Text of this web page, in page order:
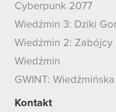
Cyberpunk 2077
Wiedźmin 3: Dziki
Wiedźmin 2: Zabójcy
Wiedźmin
GWINT:
Kontakt